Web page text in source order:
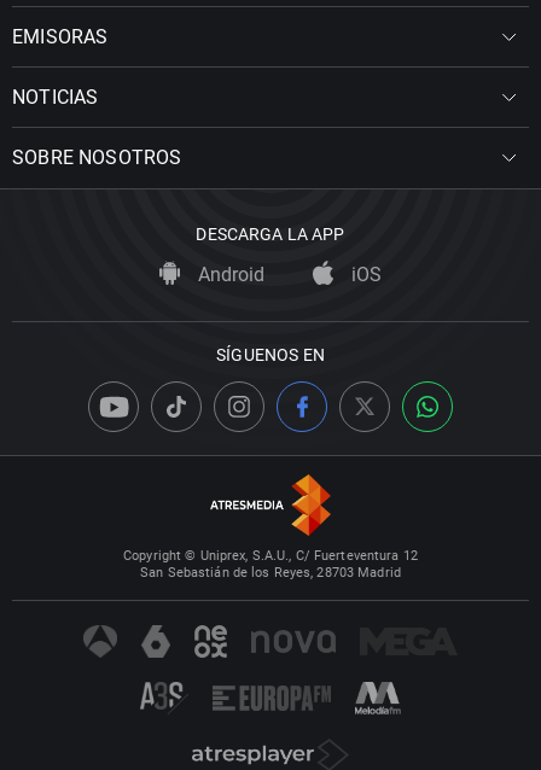
EMISORAS
NOTICIAS
SOBRE NOSOTROS
DESCARGA LA APP
Android iOS
SÍGUENOS EN
Copyright © Uniprex, S.A.U., C/ Fuerteventura 12
San Sebastián de los Reyes, 28703 Madrid